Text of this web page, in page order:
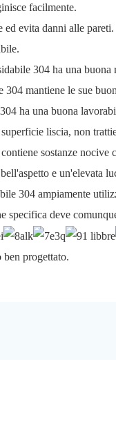
facilmente.
evita danni alle pareti.
304 ha una
mantiene le sue
ha una buona
liscia, non
sostanze
e un'elevata
304 ampiamente
deve
progettato.